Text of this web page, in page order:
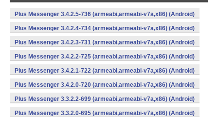
Plus Messenger 3.4.2.5-736 (armeabi,armeabi-v7a,x86) (Android)
Plus Messenger 3.4.2.4-734 (armeabi,armeabi-v7a,x86) (Android)
Plus Messenger 3.4.2.3-731 (armeabi,armeabi-v7a,x86) (Android)
Plus Messenger 3.4.2.2-725 (armeabi,armeabi-v7a,x86) (Android)
Plus Messenger 3.4.2.1-722 (armeabi,armeabi-v7a,x86) (Android)
Plus Messenger 3.4.2.0-720 (armeabi,armeabi-v7a,x86) (Android)
Plus Messenger 3.3.2.2-699 (armeabi,armeabi-v7a,x86) (Android)
Plus Messenger 3.3.2.0-695 (armeabi,armeabi-v7a,x86) (Android)